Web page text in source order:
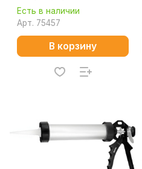
(усиленный) КОБАЛЬТ
244-018
Есть в наличии
Арт. 75457
В корзину